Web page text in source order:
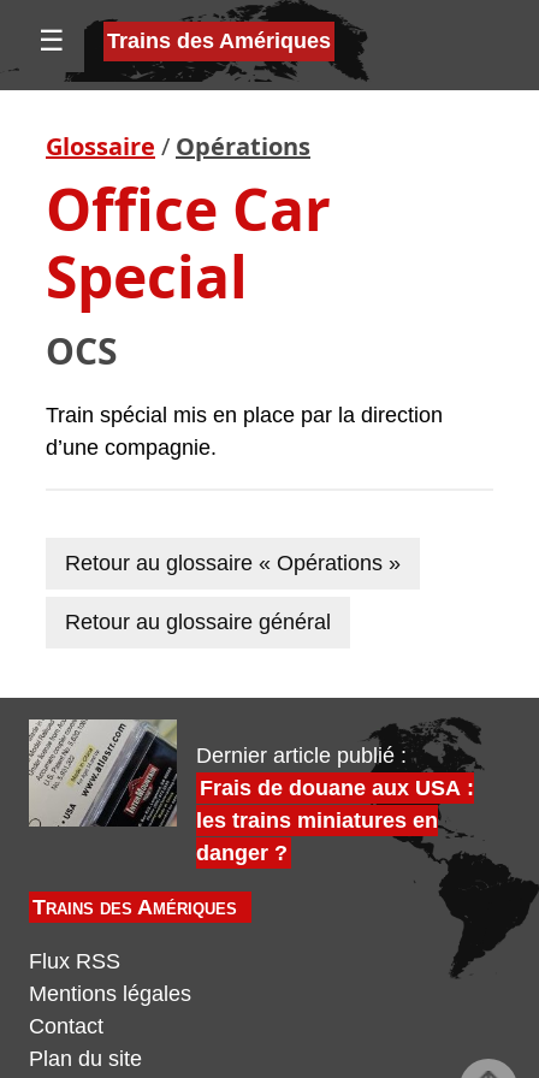
☰ Trains des Amériques
Glossaire / Opérations
Office Car
Special
OCS
Train spécial mis en place par la direction
d’une compagnie.
Retour au glossaire « Opérations »
Retour au glossaire général
Dernier article publié :
Frais de douane aux USA :
les trains miniatures en
danger ?
Trains des Amériques
Flux RSS
Mentions légales
Contact
Plan du site